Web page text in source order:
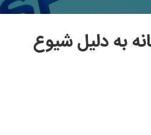
به دلیل شیوع